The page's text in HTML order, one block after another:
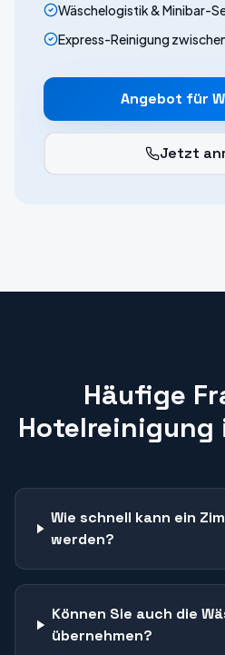
Wäschelogistik & Minibar-
Express-Reinigung
Angebot für
Jetzt
Häufige
Hotelreinigung
Wie schnell kann ein
werden?
Können Sie auch die
übernehmen?